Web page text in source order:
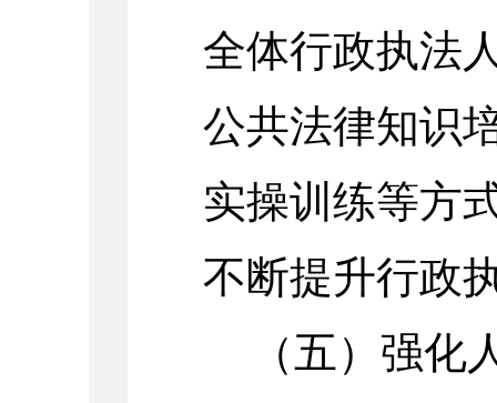
全体行政执法
公共法律知识
实操训练等方
不断提升行政
（五）强